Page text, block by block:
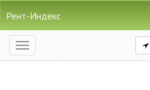
Рент-Индекс
Открыть
навигацию